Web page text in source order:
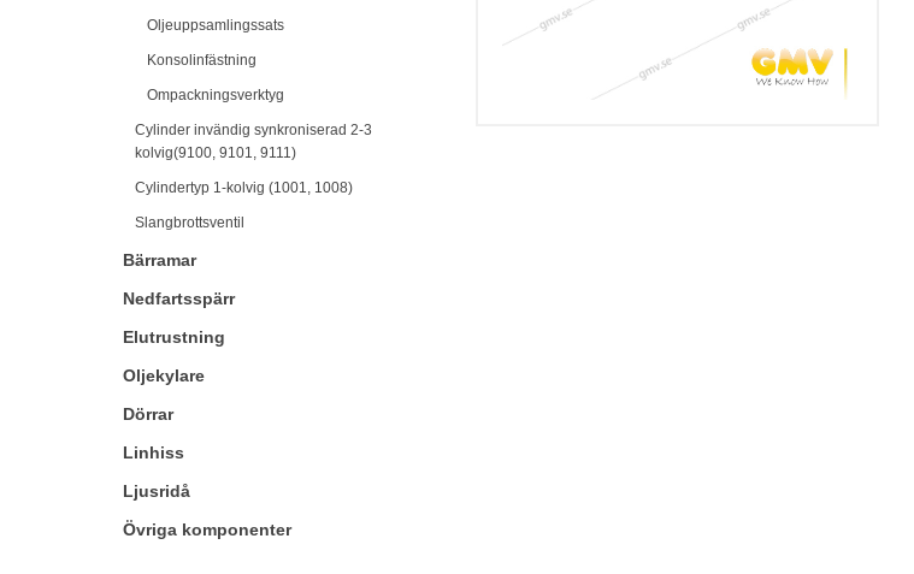
Oljeuppsamlingssats
Konsolinfästning
Ompackningsverktyg
Cylinder invändig synkroniserad 2-3
kolvig(9100, 9101, 9111)
Cylindertyp 1-kolvig (1001, 1008)
Slangbrottsventil
Bärramar
Nedfartsspärr
Elutrustning
Oljekylare
Dörrar
Linhiss
Ljusridå
Övriga komponenter